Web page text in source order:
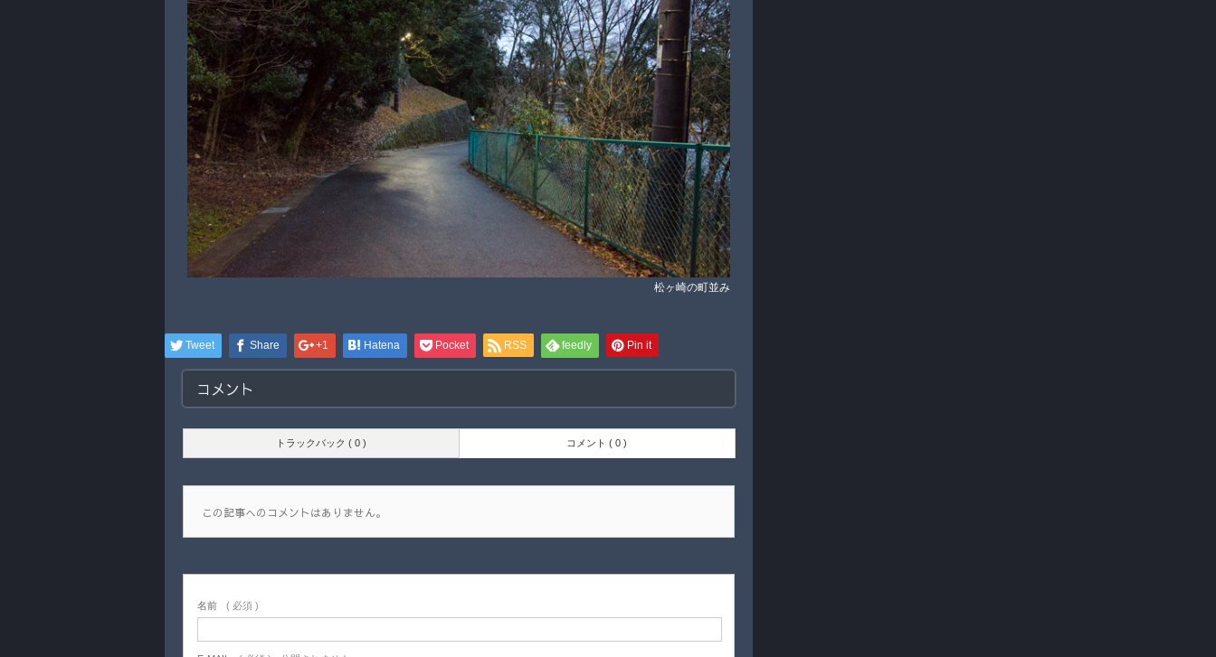
松ヶ崎の町並み
Tweet Share +1 Hatena Pocket RSS feedly Pin it
コメント
トラックバック ( 0 ) コメント ( 0 )
この記事へのコメントはありません。
名前 ( 必須 )